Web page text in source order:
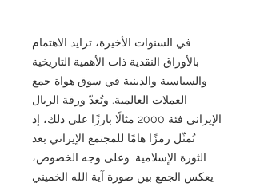
في السنوات الأخيرة، تزايد الاهتمام
بالأوراق النقدية ذات الأهمية التاريخية
والسياسية والدينية في سوق هواة جمع
العملات العالمية. وتُعدّ ورقة الريال
الإيراني فئة 2000 مثالًا بارزًا على ذلك، إذ
تُمثّل رمزًا هامًا للمجتمع الإيراني بعد
الثورة الإسلامية. وعلى وجه الخصوص،
يعكس الجمع بين صورة آية الله الخميني